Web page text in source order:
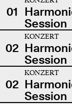
01
Session
02
KONZERT
Session
02
KONZERT
Session